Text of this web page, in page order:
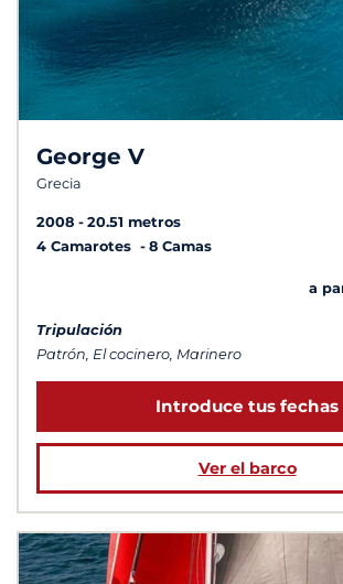
George V
Grecia
2008
20.51 metros
4 Camarotes
8 Camas
a
Tripulación
Patrón, El cocinero, Marinero
Introduce tus fechas
Ver el barco